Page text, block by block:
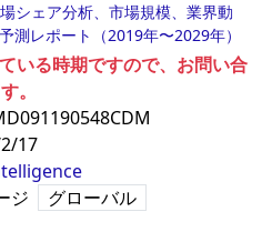
シェア分析、市場規模、業界動
測レポート（2019年〜2029年）
いる時期ですので、お問い合
。
17
ジ グローバル